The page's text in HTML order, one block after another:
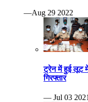
—Aug 29 2022
ट्रेन में हुई लूट
गिरफ्तार
— Jul 03 2021